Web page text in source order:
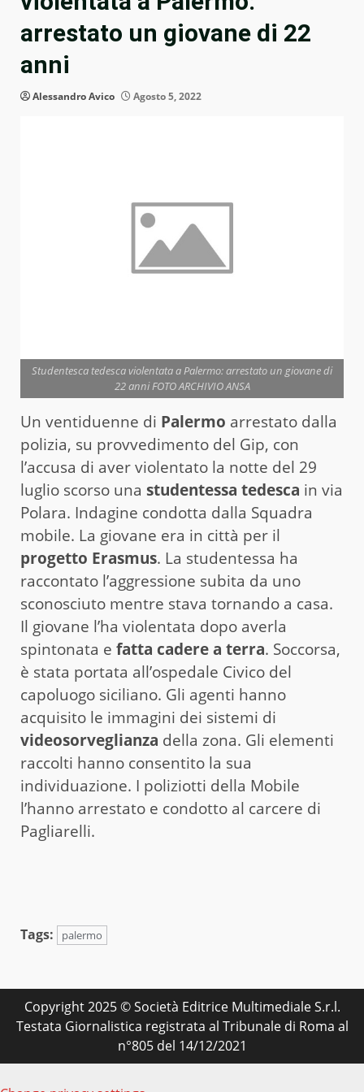
arrestato un giovane di 22
anni
Alessandro Avico Agosto 5, 2022
Studentesca tedesca violentata a Palermo: arrestato un giovane di
22 anni FOTO ARCHIVIO ANSA
Un ventiduenne di Palermo arrestato dalla
polizia, su provvedimento del Gip, con
l’accusa di aver violentato la notte del 29
luglio scorso una studentessa tedesca in via
Polara. Indagine condotta dalla Squadra
mobile. La giovane era in città per il
progetto Erasmus. La studentessa ha
raccontato l’aggressione subita da uno
sconosciuto mentre stava tornando a casa.
Il giovane l’ha violentata dopo averla
spintonata e fatta cadere a terra. Soccorsa,
è stata portata all’ospedale Civico del
capoluogo siciliano. Gli agenti hanno
acquisito le immagini dei sistemi di
videosorveglianza della zona. Gli elementi
raccolti hanno consentito la sua
individuazione. I poliziotti della Mobile
l’hanno arrestato e condotto al carcere di
Pagliarelli.
Tags: palermo
Copyright 2025 © Società Editrice Multimediale S.r.l.
Testata Giornalistica registrata al Tribunale di Roma al
n°805 del 14/12/2021